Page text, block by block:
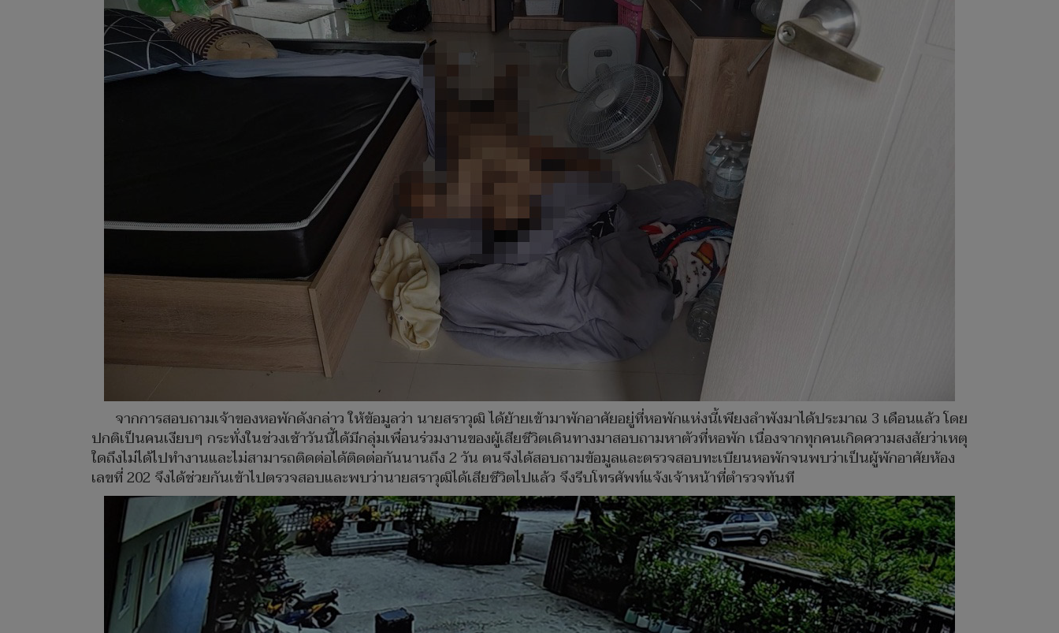
จากการสอบถามเจ้าของหอพักดังกล่าว ให้ข้อมูลว่า นายสราวุฒิ ได้ย้ายเข้ามาพักอาศัยอยู่ที่หอพักแห่งนี้เพียงลำพังมาได้ประมาณ 3 เดือนแล้ว โดย
ปกติเป็นคนเงียบๆ กระทั่งในช่วงเช้าวันนี้ได้มีกลุ่มเพื่อนร่วมงานของผู้เสียชีวิตเดินทางมาสอบถามหาตัวที่หอพัก เนื่องจากทุกคนเกิดความสงสัยว่าเหตุ
ใดถึงไม่ได้ไปทำงานและไม่สามารถติดต่อได้ติดต่อกันนานถึง 2 วัน ตนจึงได้สอบถามข้อมูลและตรวจสอบทะเบียนหอพักจนพบว่าเป็นผู้พักอาศัยห้อง
เลขที่ 202 จึงได้ช่วยกันเข้าไปตรวจสอบและพบว่านายสราวุฒิได้เสียชีวิตไปแล้ว จึงรีบโทรศัพท์แจ้งเจ้าหน้าที่ตำรวจทันที